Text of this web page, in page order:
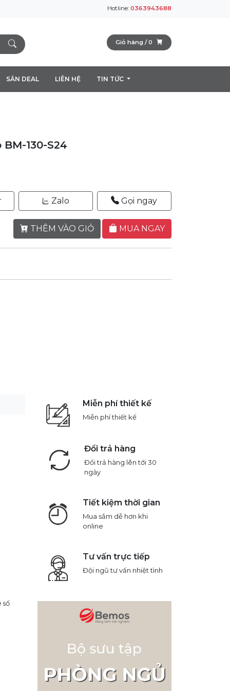
Hotline: 0363943688
Giỏ hàng /0
SĂN DEAL LIÊN HỆ TIN TỨC
130-S24
Zalo Gọi ngay
THÊM VÀO GIỎ MUA NGAY
số
Miễn phí thiết kế
Miễn phí thiết kế
Đổi trả hàng
Đổi trả hàng lên tới 30
ngày
Tiết kiệm thời gian
Mua sắm dễ hơn khi
online
Tư vấn trực tiếp
Đội ngũ tư vấn nhiệt tình